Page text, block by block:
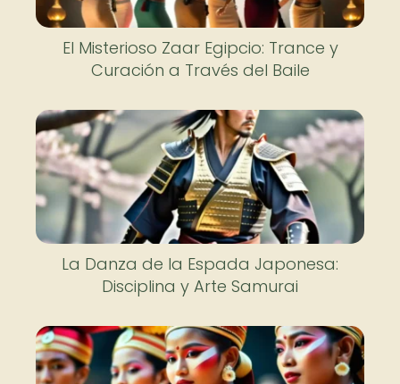
El Misterioso Zaar Egipcio: Trance y
Curación a Través del Baile
La Danza de la Espada Japonesa:
Disciplina y Arte Samurai